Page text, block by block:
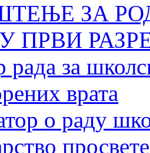
ЗА
ПРВИ
рада за
врата
о раду